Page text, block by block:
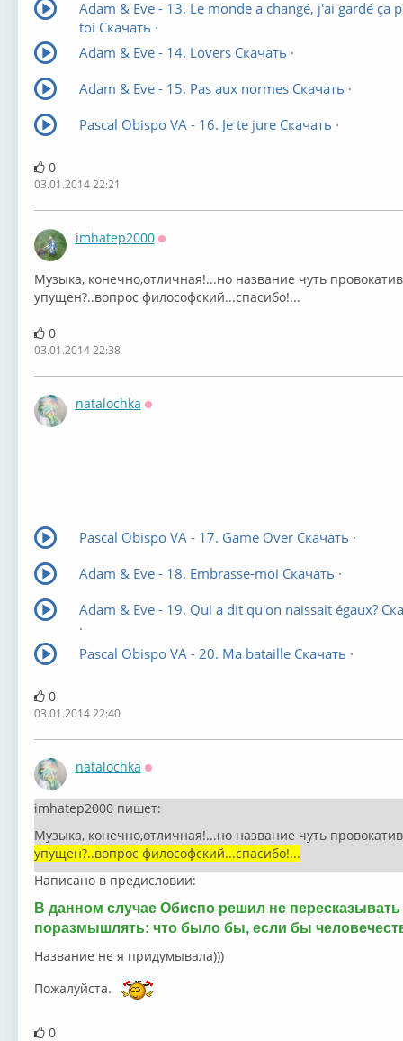
Adam & Eve - 13. Le monde a changé, j'ai gardé ça
toi Скачать ·
Adam & Eve - 14. Lovers Скачать ·
Adam & Eve - 15. Pas aux normes Скачать ·
Pascal Obispo VA - 16. Je te jure Скачать ·
0
03.01.2014 22:21
imhatep2000
Музыка, конечно,отличная!...но название чуть
упущен?..вопрос философский...спасибо!...
0
03.01.2014 22:38
natalochka
Pascal Obispo VA - 17. Game Over Скачать ·
Adam & Eve - 18. Embrasse-moi Скачать ·
Adam & Eve - 19. Qui a dit qu'on naissait égaux?
·
Pascal Obispo VA - 20. Ma bataille Скачать ·
0
03.01.2014 22:40
natalochka
imhatep2000 пишет:
Музыка, конечно,отличная!...но название чуть
упущен?..вопрос философский...спасибо!...
Написано в предисловии:
В данном случае Обиспо решил не
поразмышлять: что было бы, если бы
Название не я придумывала)))
Пожалуйста.
0